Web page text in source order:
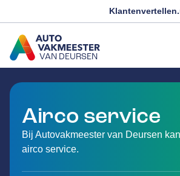
VAN DEURSEN
GA NAAR DE HOMEPAGINA
Airco service
Bij Autovakmeester van Deursen
airco service.